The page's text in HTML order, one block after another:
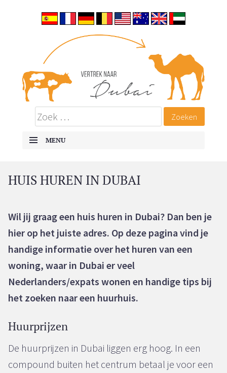
Vertrek naar Dubai
ALLES OVER EMIGREREN NAAR DUBAI
MENU
HUIS HUREN IN DUBAI
Wil jij graag een huis huren in Dubai? Dan ben je
hier op het juiste adres. Op deze pagina vind je
handige informatie over het huren van een
woning, waar in Dubai er veel
Nederlanders/expats wonen en handige tips bij
het zoeken naar een huurhuis.
Huurprijzen
De huurprijzen in Dubai liggen erg hoog. In een
compound buiten het centrum betaal je voor een